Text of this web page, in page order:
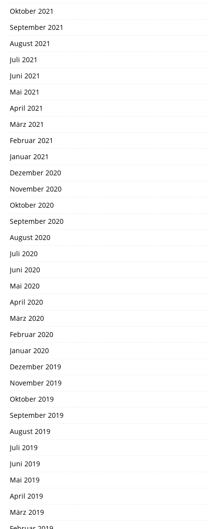
Oktober 2021
September 2021
August 2021
Juli 2021
Juni 2021
Mai 2021
April 2021
März 2021
Februar 2021
Januar 2021
Dezember 2020
November 2020
Oktober 2020
September 2020
August 2020
Juli 2020
Juni 2020
Mai 2020
April 2020
März 2020
Februar 2020
Januar 2020
Dezember 2019
November 2019
Oktober 2019
September 2019
August 2019
Juli 2019
Juni 2019
Mai 2019
April 2019
März 2019